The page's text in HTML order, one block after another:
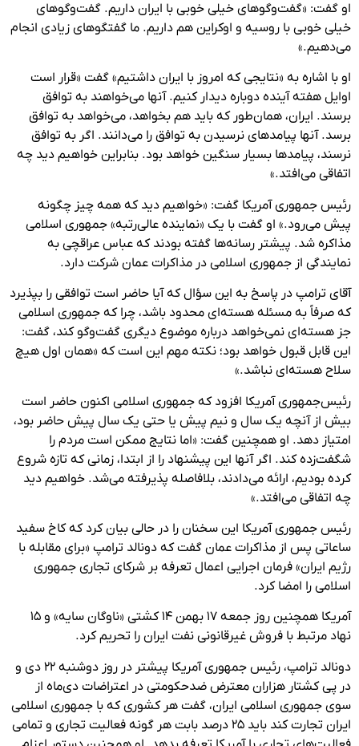
او گفت: «گفت‌وگوهای خیلی خوبی با ایران داریم. گفت‌وگوهای
خیلی خوبی با روسیه و اوکراین هم داریم. ما گفتگوهای زیادی انجام
می‌دهیم.»
او با اشاره به «نتایجی که امروز با ایران داشتیم» گفت «قرار است
اوایل هفته آینده دوباره دیدار کنیم. آنها می‌خواهند به توافق
برسند. ایران، همان‌طور که باید هم بخواهد، می‌خواهد به توافق
برسد. آنها پیامدهای نرسیدن به توافق را می‌دانند. اگر به توافق
نرسند، پیامدها بسیار سنگین خواهد بود. بنابراین خواهیم دید چه
اتفاقی می‌افتد.»
رئیس جمهوری آمریکا گفت: «خواهیم دید که همه چیز چگونه
پیش می‌رود.» او گفت با یک «نماینده عالی‌رتبه» جمهوری اسلامی
مذاکره شد. پیشتر رسانه‌ها گفته بودند که عباس عراقچی به
نمایندگی از جمهوری اسلامی در مذاکرات عمان شرکت دارد.
آقای ترامپ در پاسخ به این سؤال که آیا حاضر است توافقی را بپذیرد
که صرفاً به مسئله هسته‌ای محدود باشد، چرا که جمهوری اسلامی
جز هسته‌ای نمی‌خواهد درباره موضوع دیگری گفت‌وگو کند، گفت:
این قابل قبول خواهد بود؛ نکته مهم این است که «همان اول هیچ
سلاح هسته‌ای نباشد.»
رئیس‌جمهوری آمریکا افزود که جمهوری اسلامی اکنون حاضر است
بیش از آنچه یک سال و نیم پیش یا حتی یک سال پیش حاضر بود،
امتیاز دهد. او همچنین گفت: «اما نتایج ممکن است مردم را
شگفت‌زده کند. اگر آنها این پیشنهاد را از ابتدا، زمانی که تازه شروع
کرده بودیم، ارائه می‌دادند، بلافاصله پذیرفته می‌شد. خواهیم دید
چه اتفاقی می‌افتد.»
رئیس جمهوری آمریکا این سخنان را در حالی بیان کرد که کاخ سفید
ساعاتی پس از مذاکرات عمان گفت که دونالد ترامپ «برای مقابله با
رژیم ایران» فرمان اجرایی اعمال تعرفه بر شرکای تجاری جمهوری
اسلامی را امضا کرد.
آمریکا همچنین روز جمعه ۱۷ بهمن ۱۴ کشتی «ناوگان سایه» و ۱۵
نهاد مرتبط با فروش غیرقانونی نفت ایران را تحریم کرد.
دونالد ترامپ، رئیس جمهوری آمریکا پیشتر در روز دوشنبه ۲۲ دی و
در پی کشتار هزاران معترض ضدحکومتی در اعتراضات دی‌ماه از
سوی جمهوری اسلامی ایران،‌ گفت هر کشوری که با جمهوری اسلامی
ایران تجارت کند باید ۲۵ درصد بابت هر گونه فعالیت تجاری و تمامی